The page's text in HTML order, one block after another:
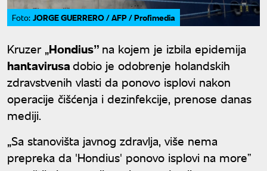
Foto: JORGE GUERRERO / AFP / Profimedia
Kruzer „Hondiusˮ na kojem je izbila epidemija
hantavirusadobio je odobrenje holandskih
zdravstvenih vlasti da ponovo isplovi nakon
operacije čišćenja i dezinfekcije, prenose danas
mediji.
„Sa stanovišta javnog zdravlja, više nema
prepreka da 'Hondius' ponovo isplovi na moreˮ